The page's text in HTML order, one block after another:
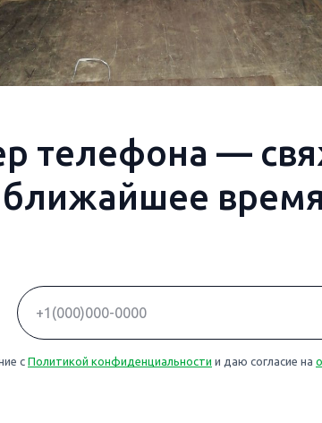
телефона —
ближайшее время
с Политикой конфиденциальности и даю согласие на